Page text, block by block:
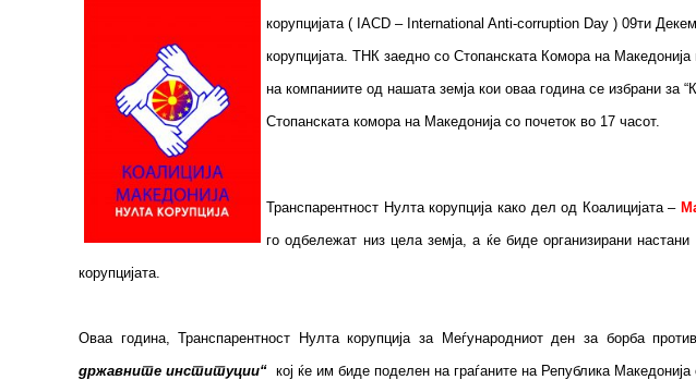
корупцијата ( IACD – International Anti-corruption Day ) 09ти
корупцијата. ТНК заедно со Стопанската Комора на
на компаниите од нашата земја кои оваа година се избрани за
Стопанската комора на Македонија со почеток во 17 часот.
Транспарентност Нулта корупција како дел од Коалицијата –
го одбележат низ цела земја, а ќе биде организирани
корупцијата.
Оваа година, Транспарентност Нулта корупција за Меѓународниот ден за борба против
државните институции“ кој ќе им биде поделен на граѓаните на Република